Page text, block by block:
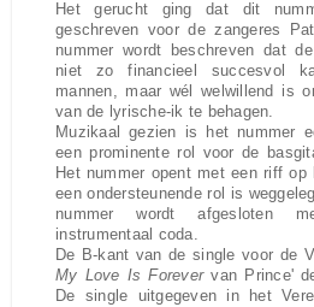
Het gerucht ging dat dit
geschreven voor de zangeres
nummer wordt beschreven dat
niet zo financieel succesvol
mannen, maar wél welwillend is
van de lyrische-ik te behagen.
Muzikaal gezien is het nummer
een prominente rol voor de
Het nummer opent met een riff op
een ondersteunende rol is
nummer wordt afgesloten
instrumentaal coda.
De B-kant van de single voor de
My Love Is Forevervan Prince'
De single uitgegeven in het